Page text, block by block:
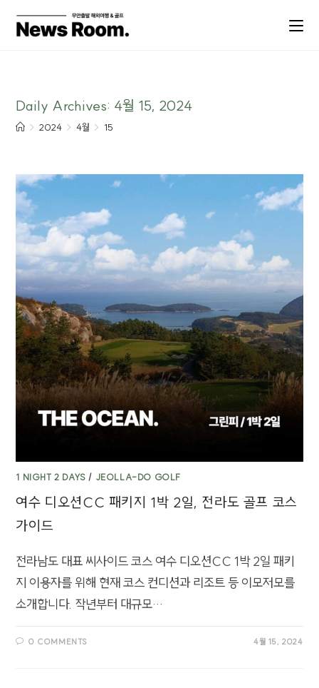
Daily Archives: 4월 15, 2024
> 2024 > 4월 > 15
1 NIGHT 2 DAYS / JEOLLA-DO GOLF
여수 디오션CC 패키지 1박 2일, 전라도 골프 코스
가이드
전라남도 대표 씨사이드 코스 여수 디오션CC 1박 2일 패키
지 이용자를 위해 현재 코스 컨디션과 리조트 등 이모저모를
소개합니다. 작년부터 대규모…
0 COMMENTS 4월 15, 2024